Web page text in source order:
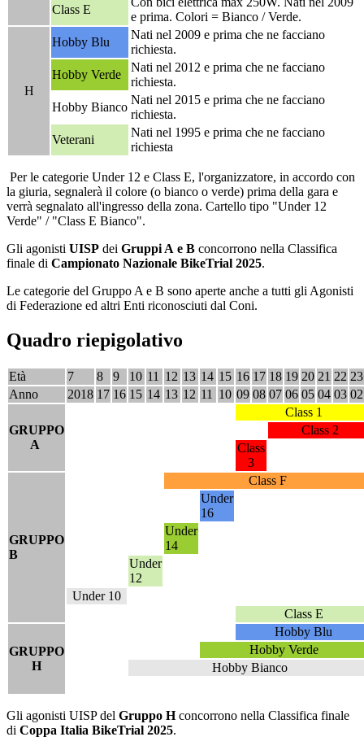
Class E
e prima. Colori = Bianco / Verde.
H
Hobby Blu
Nati nel 2009 e prima che ne facciano
richiesta.
Hobby Verde
Nati nel 2012 e prima che ne facciano
richiesta.
Hobby Bianco
Nati nel 2015 e prima che ne facciano
richiesta.
Veterani
Nati nel 1995 e prima che ne facciano
richiesta
Per le categorie Under 12 e Class E, l'organizzatore, in accordo con
la giuria, segnalerà il colore (o bianco o verde) prima della gara e
verrà segnalato all'ingresso della zona. Cartello tipo "Under 12
Verde" / "Class E Bianco".
Gli agonisti UISP dei Gruppi A e B concorrono nella Classifica
finale di Campionato Nazionale BikeTrial 2025.
Le categorie del Gruppo A e B sono aperte anche a tutti gli Agonisti
di Federazione ed altri Enti riconosciuti dal Coni.
Quadro riepigolativo
Età 7 8 9 10 11 12 13 14 15 16 17 18 19 20 21 22
Anno
2018 17 16 15 14 13 12 11 10 09 08 07 06 05 04 03 02
GRUPPO
A
Class 1
Class 2
Class
3
GRUPPO
B
Class F
Under
16
Under
14
Under
12
Under 10
Class E
GRUPPO
H
Hobby Blu
Hobby Verde
Hobby Bianco
Gli agonisti UISP del Gruppo Hconcorrono nella Classifica finale
di Coppa Italia BikeTrial 2025.